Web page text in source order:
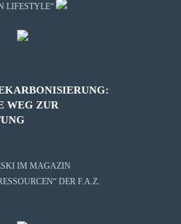
LIFESTYLE“
WEG ZUR
IM MAGAZIN
DER F.A.Z.